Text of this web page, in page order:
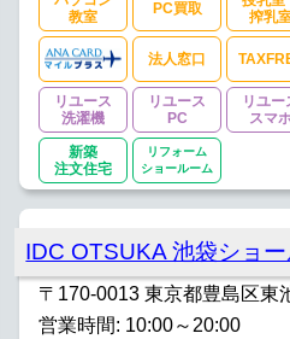
教室
PC買取
搾乳
法人窓口
リユース
洗濯機
リユース
PC
リユー
スマ
新築
注文住宅
リフォーム
ショールーム
IDC OTSUKA 池袋ショ
〒170-0013 東京都豊島区東
営業時間: 10:00～20:00